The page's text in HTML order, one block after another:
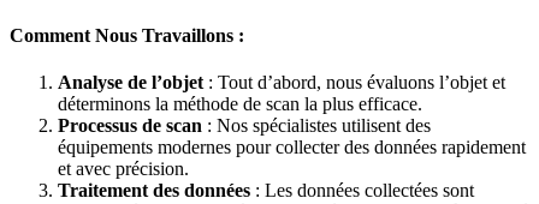
Comment Nous Travaillons :
Analyse de l’objet : Tout d’abord, nous évaluons l’objet et
déterminons la méthode de scan la plus efficace.
Processus de scan : Nos spécialistes utilisent des
équipements modernes pour collecter des données rapidement
et avec précision.
Traitement des données : Les données collectées sont